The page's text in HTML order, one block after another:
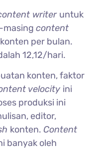
writer untuk
masingcontent
per bulan.
12,12/hari.
konten, faktor
velocity ini
produksi ini
editor,
konten. Content
banyak oleh